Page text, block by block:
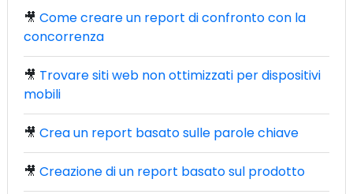
🎥 Come creare un report di confronto con la
concorrenza
🎥 Trovare siti web non ottimizzati per dispositivi
mobili
🎥 Crea un report basato sulle parole chiave
🎥 Creazione di un report basato sul prodotto